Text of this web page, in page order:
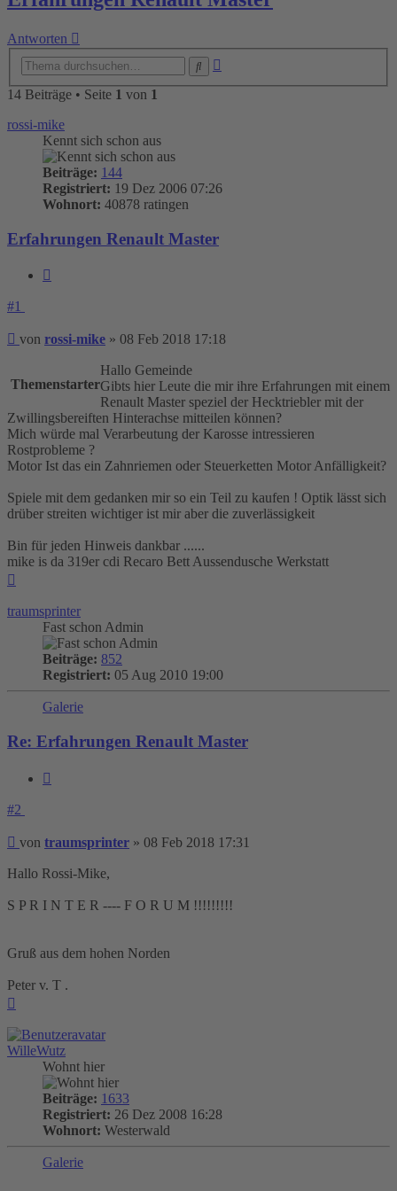
Antworten
14 Beiträge • Seite 1 von 1
rossi-mike
Kennt sich schon aus
Beiträge: 144
Registriert: 19 Dez 2006 07:26
Wohnort: 40878 ratingen
Erfahrungen Renault Master
#1
Beitrag
von rossi-mike » 08 Feb 2018 17:18
Themenstarter
Hallo Gemeinde
Gibts hier Leute die mir ihre Erfahrungen mit einem
Renault Master speziel der Hecktriebler mit der
Zwillingsbereiften Hinterachse mitteilen können?
Mich würde mal Verarbeutung der Karosse intressieren
Rostprobleme ?
Motor Ist das ein Zahnriemen oder Steuerketten Motor Anfälligkeit?
Spiele mit dem gedanken mir so ein Teil zu kaufen ! Optik lässt sich
drüber streiten wichtiger ist mir aber die zuverlässigkeit
Bin für jeden Hinweis dankbar ......
mike is da 319er cdi Recaro Bett Aussendusche Werkstatt
traumsprinter
Fast schon Admin
Beiträge: 852
Registriert: 05 Aug 2010 19:00
Galerie
Re: Erfahrungen Renault Master
#2
Beitrag
von traumsprinter » 08 Feb 2018 17:31
Hallo Rossi-Mike,
S P R I N T E R ---- F O R U M !!!!!!!!!
Gruß aus dem hohen Norden
Peter v. T .
WilleWutz
Wohnt hier
Beiträge: 1633
Registriert: 26 Dez 2008 16:28
Wohnort: Westerwald
Galerie